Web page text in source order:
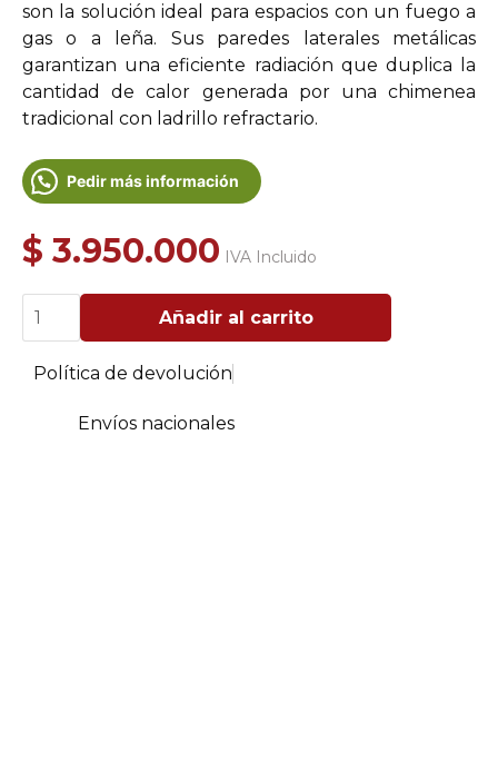
son la solución ideal para espacios con un fuego a
gas o a leña. Sus paredes laterales metálicas
garantizan una eficiente radiación que duplica la
cantidad de calor generada por una chimenea
tradicional con ladrillo refractario.
Pedir más información
$ 3.950.000 IVA Incluido
Hogar
para
Chimenea
leña
Añadir al carrito
Política de devolución
Envíos nacionales